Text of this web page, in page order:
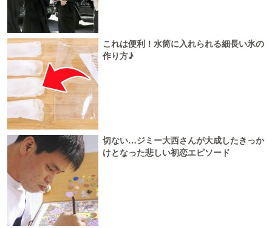
これは便利！水筒に入れられる細長い氷の
作り方♪
切ない…ジミー大西さんが大成したきっか
けとなった悲しい初恋エピソード